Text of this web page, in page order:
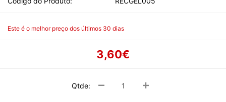
Este é o melhor preço dos últimos 30 dias
3,60€
Qtde: